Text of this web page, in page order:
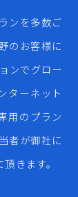
ンを多数ご
のお客様に
ンでグロー
ターネット
用のプラン
者が御社に
きます。